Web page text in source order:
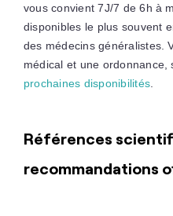
vous convient 7J/7 de 6h à
disponibles le plus souvent
des médecins généralistes.
médical et une
prochaines disponibilités
Références
recommandations